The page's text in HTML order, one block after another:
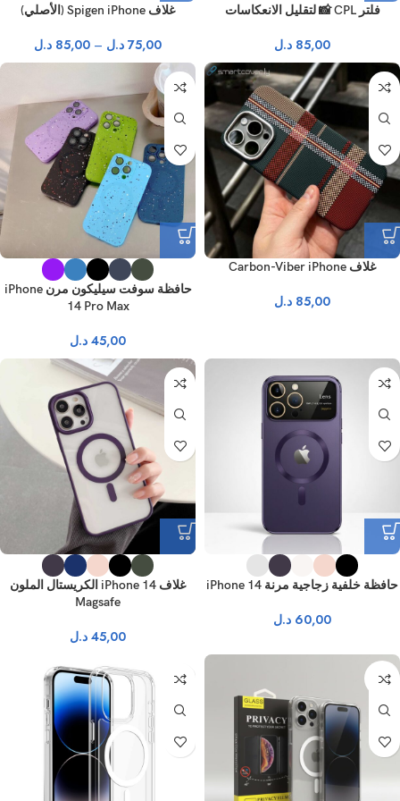
فلتر CPL 📸 لتقليل الانعكاسات
85,00 د.ل
غلاف Spigen iPhone (الأصلي)
75,00 د.ل –
85,00 د.ل
غلاف Carbon-Viber iPhone
85,00 د.ل
حافظة سوفت سيليكون مرن iPhone
14 Pro Max
45,00 د.ل
حافظة خلفية زجاجية مرنة iPhone 14
60,00 د.ل
غلاف iPhone 14 الكريستال الملون
Magsafe
45,00 د.ل
نفذ